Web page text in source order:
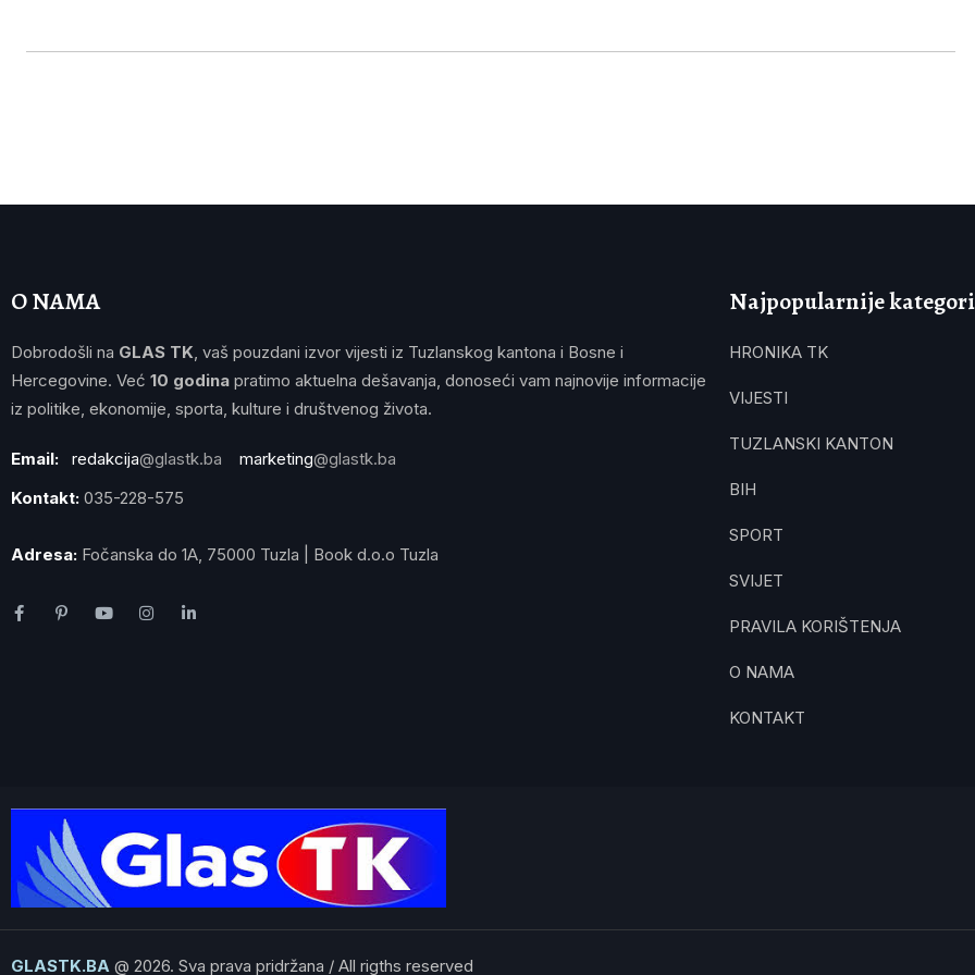
O NAMA
Dobrodošli na GLAS TK, vaš pouzdani izvor vijesti iz Tuzlanskog kantona i Bosne i
Hercegovine. Već 10 godina pratimo aktuelna dešavanja, donoseći vam najnovije informacije
iz politike, ekonomije, sporta, kulture i društvenog života.
Email: redakcija@glastk.ba marketing@glastk.ba
Kontakt: 035-228-575
Adresa: Fočanska do 1A, 75000 Tuzla | Book d.o.o Tuzla
Najpopularnije
HRONIKA TK
VIJESTI
TUZLANSKI KANTON
BIH
SPORT
SVIJET
PRAVILA KORIŠTENJA
O NAMA
KONTAKT
GLASTK.BA @ 2026. Sva prava pridržana / All rigths reserved